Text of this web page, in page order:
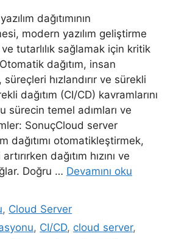
dağıtımının
modern yazılım geliştirme
tutarlılık sağlamak için kritik
dağıtım, insan
süreçleri hızlandırır ve sürekli
dağıtım (CI/CD) kavramlarını
sürecin temel adımları ve
SonuçCloud server
dağıtımı otomatikleştirmek,
dağıtım hızını ve
Doğru … Devamını oku
, Cloud Server
, CI/CD, cloud server,